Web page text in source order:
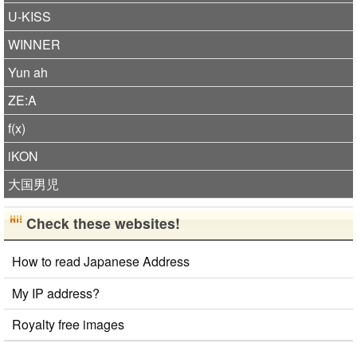
U-KISS
WINNER
Yun ah
ZE:A
f(x)
iKON
大国男児
Check these websites!
How to read Japanese Address
My IP address?
Royalty free images